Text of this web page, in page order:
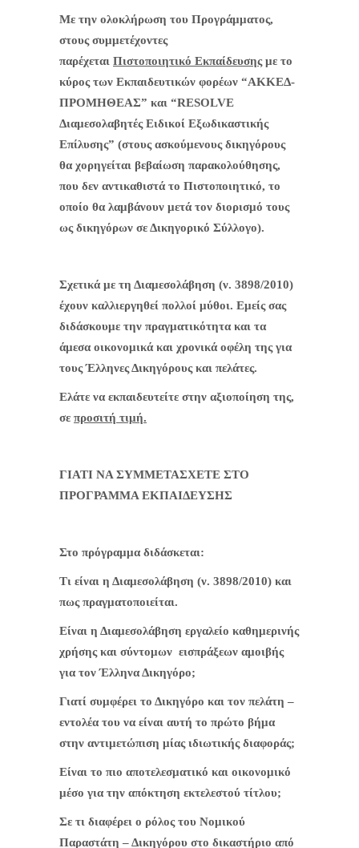
Με την ολοκλήρωση του Προγράμματος,
στους συμμετέχοντες
παρέχεται Πιστοποιητικό Εκπαίδευσηςμε το
κύρος των Εκπαιδευτικών φορέων “ΑΚΚΕΔ-
ΠΡΟΜΗΘΕΑΣ” και “RESOLVE
Διαμεσολαβητές Ειδικοί Εξωδικαστικής
Επίλυσης” (στους ασκούμενους δικηγόρους
θα χορηγείται βεβαίωση παρακολούθησης,
που δεν αντικαθιστά το Πιστοποιητικό, το
οποίο θα λαμβάνουν μετά τον διορισμό τους
ως δικηγόρων σε Δικηγορικό Σύλλογο).
Σχετικά με τη Διαμεσολάβηση (ν. 3898/2010)
έχουν καλλιεργηθεί πολλοί μύθοι. Εμείς σας
διδάσκουμε την πραγματικότητα και τα
άμεσα οικονομικά και χρονικά οφέλη της για
τους Έλληνες Δικηγόρους και πελάτες.
Ελάτε να εκπαιδευτείτε στην αξιοποίηση της,
σε προσιτή τιμή.
ΓΙΑΤΙ ΝΑ ΣΥΜΜΕΤΑΣΧΕΤΕ ΣΤΟ
ΠΡΟΓΡΑΜΜΑ ΕΚΠΑΙΔΕΥΣΗΣ
Στο πρόγραμμα διδάσκεται:
Τι είναι η Διαμεσολάβηση (ν. 3898/2010) και
πως πραγματοποιείται.
Είναι η Διαμεσολάβηση εργαλείο καθημερινής
χρήσης και σύντομων εισπράξεων αμοιβής
για τον Έλληνα Δικηγόρο;
Γιατί συμφέρει το Δικηγόρο και τον πελάτη –
εντολέα του να είναι αυτή το πρώτο βήμα
στην αντιμετώπιση μίας ιδιωτικής διαφοράς;
Είναι το πιο αποτελεσματικό και οικονομικό
μέσο για την απόκτηση εκτελεστού τίτλου;
Σε τι διαφέρει ο ρόλος του Νομικού
Παραστάτη – Δικηγόρου στο δικαστήριο από